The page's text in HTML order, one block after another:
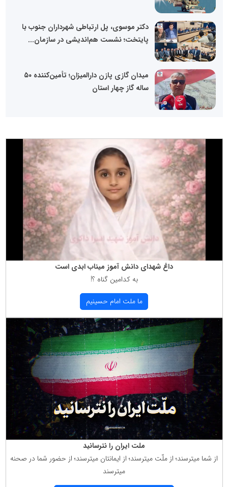
دکتر موسوی، پل ارتباطی شهرداران جنوب با
پایتخت؛ نشست هم‌اندیشی در سازمان...
میدان گازی پازن دارالمیزان؛ تأمین‌کننده ۵۰
ساله گاز چهار استان
داغ شهدای دانش آموز میناب ابدی است
به كدامین گناه ؟!
ما ملت امام حسینیم
ملت ایران را نترسانید
از شما میترسند؛ از ملّت میترسند؛ از ایمانتان میترسند؛ از حضور شما در صحنه
میترسند